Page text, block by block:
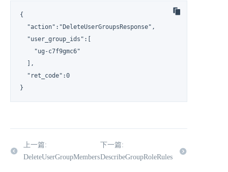
{
  "action":"DeleteUserGroupsResponse",
  "user_group_ids":[
    "ug-c7f9gmc6"
  ],
  "ret_code":0
}
上一篇:
DeleteUserGroupMembers
下一篇:
DescribeGroupRoleRules